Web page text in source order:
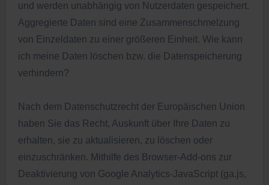
und werden unabhängig von Nutzerdaten gespeichert.
Aggregierte Daten sind eine Zusammenschmelzung
von Einzeldaten zu einer größeren Einheit. Wie kann
ich meine Daten löschen bzw. die Datenspeicherung
verhindern?
Nach dem Datenschutzrecht der Europäischen Union
haben Sie das Recht, Auskunft über Ihre Daten zu
erhalten, sie zu aktualisieren, zu löschen oder
einzuschränken. Mithilfe des Browser-Add-ons zur
Deaktivierung von Google Analytics-JavaScript (ga.js,